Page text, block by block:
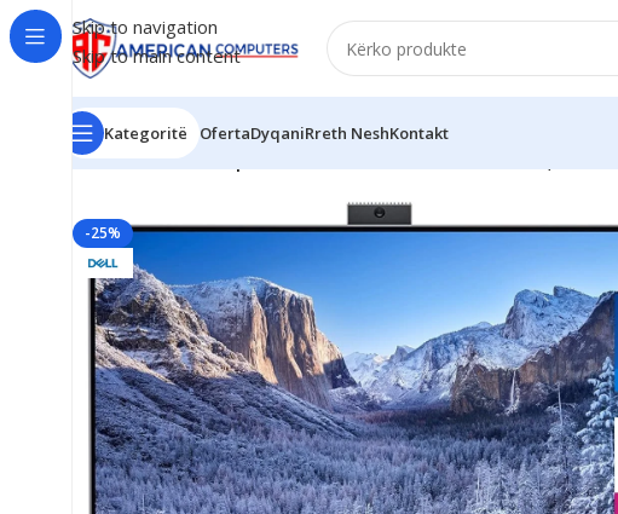
Skip to navigation
Skip to main content
Kategoritë OfertaDyqaniRreth NeshKontakt
Kreu/PCs/Dell Inspiron 27 7700 AlO 27″ Touchscreen, Intel i7
-25%